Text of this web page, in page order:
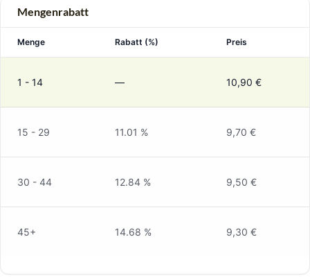
Mengenrabatt
Menge Rabatt (%) Preis
1 - 14 — 10,90 €
15 - 29 11.01 % 9,70 €
30 - 44 12.84 % 9,50 €
45+ 14.68 % 9,30 €